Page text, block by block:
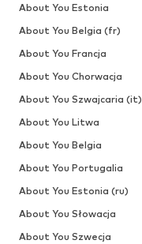
About You Estonia
About You Belgia (fr)
About You Francja
About You Chorwacja
About You Szwajcaria (it)
About You Litwa
About You Belgia
About You Portugalia
About You Estonia (ru)
About You Słowacja
About You Szwecja